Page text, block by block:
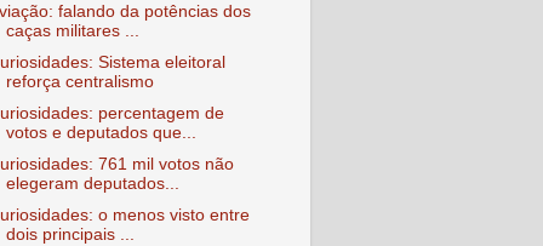
falando da potências dos
caças militares ...
Sistema eleitoral
reforça centralismo
percentagem de
votos e deputados que...
761 mil votos não
elegeram deputados...
o menos visto entre
dois principais ...